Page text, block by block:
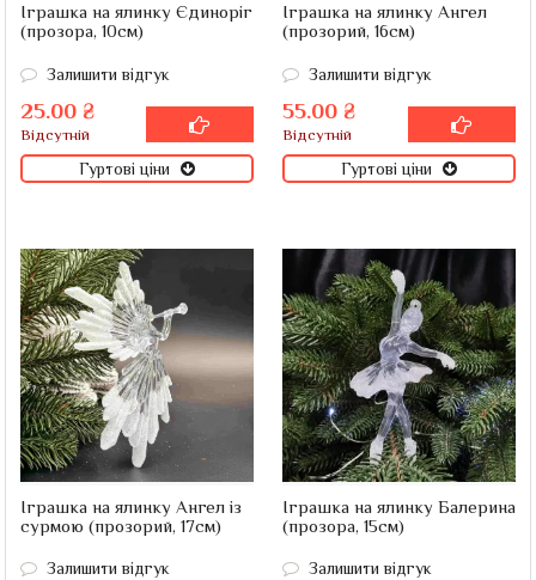
Іграшка на ялинку Єдиноріг
(прозора, 10см)
Залишити відгук
25.00 ₴
Відсутній
Гуртові ціни
Іграшка на ялинку Ангел
(прозорий, 16см)
Залишити відгук
55.00 ₴
Відсутній
Гуртові ціни
Іграшка на ялинку Ангел із
сурмою (прозорий, 17см)
Залишити відгук
Іграшка на ялинку Балерина
(прозора, 15см)
Залишити відгук